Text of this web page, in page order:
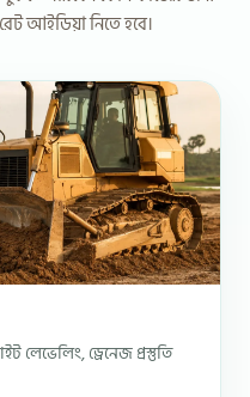
আইডিয়া নিতে হবে।
লেভেলিং, ড্রেনেজ প্রস্তুতি